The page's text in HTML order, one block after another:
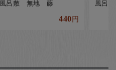
風呂敷 無地 藤
440円
風呂